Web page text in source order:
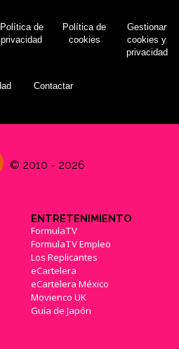
Política de
privacidad
Política de
cookies
Gestionar
cookies y
privacidad
Contactar
© 2010 - 2026
ENTRETENIMIENTO
FormulaTV
FormulaTV Empleo
Los Replicantes
eCartelera
eCartelera México
Movienco UK
Guía de Japón